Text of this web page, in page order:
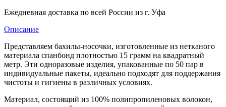
Ежедневная доставка по всей России из г. Уфа
Описание
Представляем бахилы-носочки, изготовленные из нетканого
материала спанбонд плотностью 15 грамм на квадратный
метр. Эти одноразовые изделия, упакованные по 50 пар в
индивидуальные пакеты, идеально подходят для поддержания
чистоты и гигиены в различных условиях.
Материал, состоящий из 100% полипропиленовых волокон,